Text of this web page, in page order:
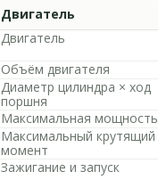
Двигатель
Двигатель
Объём двигателя
Диаметр цилиндра × ход
поршня
Максимальная мощность
Максимальный крутящий
момент
Зажигание и запуск